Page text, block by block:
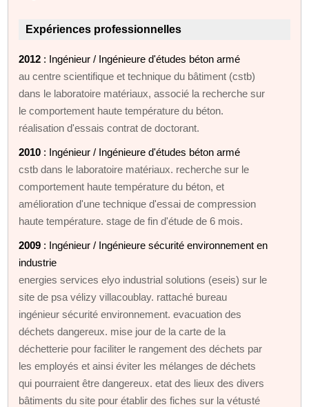
Expériences professionnelles
2012 : Ingénieur / Ingénieure d'études béton armé
au centre scientifique et technique du bâtiment (cstb)
dans le laboratoire matériaux, associé la recherche sur
le comportement haute température du béton.
réalisation d'essais contrat de doctorant.
2010 : Ingénieur / Ingénieure d'études béton armé
cstb dans le laboratoire matériaux. recherche sur le
comportement haute température du béton, et
amélioration d'une technique d'essai de compression
haute température. stage de fin d'étude de 6 mois.
2009 : Ingénieur / Ingénieure sécurité environnement en
industrie
energies services elyo industrial solutions (eseis) sur le
site de psa vélizy villacoublay. rattaché bureau
ingénieur sécurité environnement. evacuation des
déchets dangereux. mise jour de la carte de la
déchetterie pour faciliter le rangement des déchets par
les employés et ainsi éviter les mélanges de déchets
qui pourraient être dangereux. etat des lieux des divers
bâtiments du site pour établir des fiches sur la vétusté